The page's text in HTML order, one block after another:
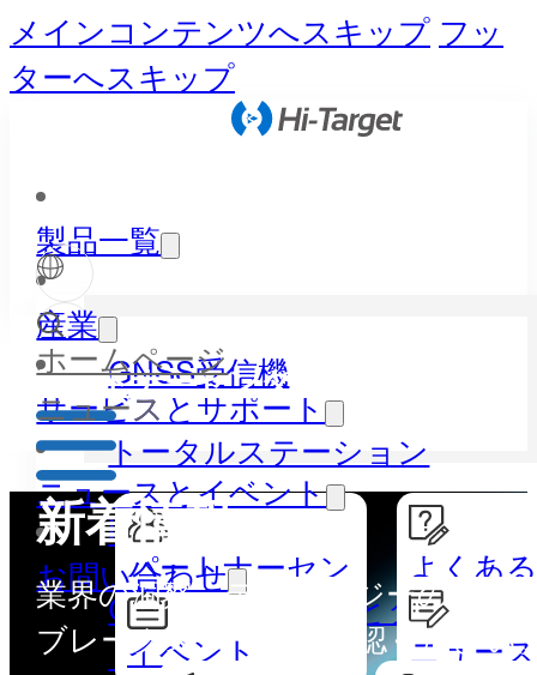
メインコンテンツへスキップ フッ
ターへスキップ
製品一覧
GNSS受信機
トータルステーション
LiDAR
GISハンドヘルドとタブレッ
ト
産業
サービスとサポート
パートナーセン
ター
よくあ
ニュースとイベント
イベント ニュース
お問い合わせ
パートナーセンター
ホームページ
ニュース
新着情報
業界の洞察、テクノロジーの進歩
ブレークスルーをご確認ください